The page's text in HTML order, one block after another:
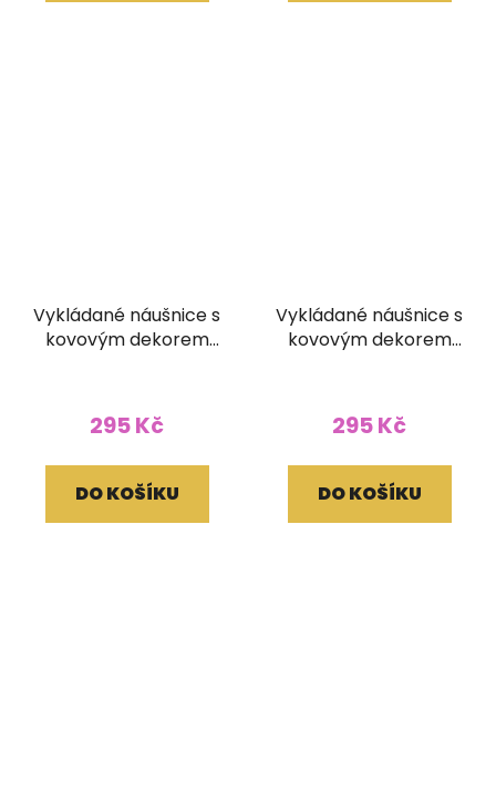
Vykládané náušnice s
kovovým dekorem
295 Kč
DO KOŠÍKU
Vykládané náušnice s
kovovým dekorem
295 Kč
DO KOŠÍKU